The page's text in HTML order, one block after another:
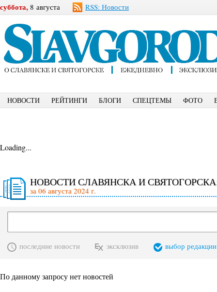
суббота, 8 августа RSS: Новости
НОВОСТИ РЕЙТИНГИ БЛОГИ СПЕЦТЕМЫ ФОТО
Loading...
НОВОСТИ СЛАВЯНСКА И
за 06 августа 2024 г.
последние новости эксклюзив выбор редакции
По данному запросу нет новостей